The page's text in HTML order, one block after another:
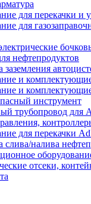
для перекачки и
для
нефтепродуктов
заземления
и
и
инструмент
трубопровод для
для перекачки
слива/налива
отсеки,